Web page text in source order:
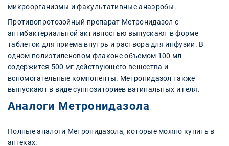
микроорганизмы и факультативные анаэробы.
Противопротозойный препарат Метронидазол с
антибактериальной активностью выпускают в форме
таблеток для приема внутрь и раствора для инфузии. В
одном полиэтиленовом флаконе объемом 100 мл
содержится 500 мг действующего вещества и
вспомогательные компоненты. Метронидазол также
выпускают в виде суппозиториев вагинальных и геля.
Аналоги Метронидазола
Полные аналоги Метронидазола, которые можно купить в
аптеках: